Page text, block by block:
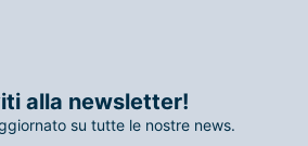
alla newsletter!
su tutte le nostre news.